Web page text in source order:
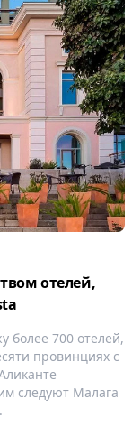
отелей,
более 700 отелей,
провинциях с
следуют Малага